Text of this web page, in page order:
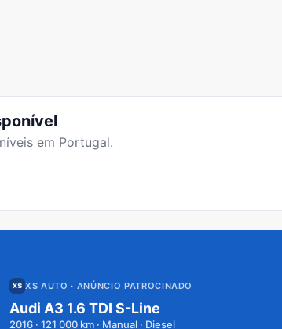
em Portugal.
XS AUTO · ANÚNCIO PATROCINADO
Audi A3 1.6 TDI S-Line
2016 · 121 000 km · Manual · Diesel